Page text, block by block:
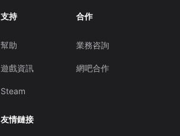
支持
幫助
遊戲資訊
Steam
合作
業務咨詢
網吧合作
友情鏈接